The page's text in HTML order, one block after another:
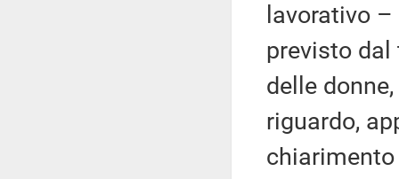
lavorativo
previsto
delle
riguardo,